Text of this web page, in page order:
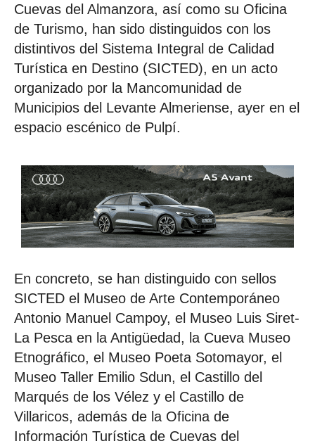
Cuevas del Almanzora, así como su Oficina
de Turismo, han sido distinguidos con los
distintivos del Sistema Integral de Calidad
Turística en Destino (SICTED), en un acto
organizado por la Mancomunidad de
Municipios del Levante Almeriense, ayer en el
espacio escénico de Pulpí.
En concreto, se han distinguido con sellos
SICTED el Museo de Arte Contemporáneo
Antonio Manuel Campoy, el Museo Luis Siret-
La Pesca en la Antigüedad, la Cueva Museo
Etnográfico, el Museo Poeta Sotomayor, el
Museo Taller Emilio Sdun, el Castillo del
Marqués de los Vélez y el Castillo de
Villaricos, además de la Oficina de
Información Turística de Cuevas del